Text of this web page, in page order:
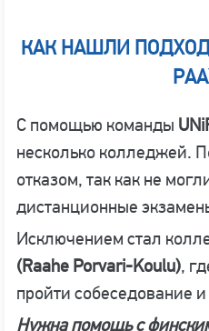
КАК НАШЛИ
С помощью команды
несколько колледжей.
отказом, так как не
дистанционные
Исключением стал
(Raahe Porvari-Koulu),
пройти собеседование
Нужна помощь с